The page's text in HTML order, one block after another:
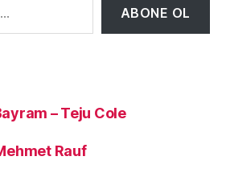
ABONE OL
– Teju Cole
Rauf